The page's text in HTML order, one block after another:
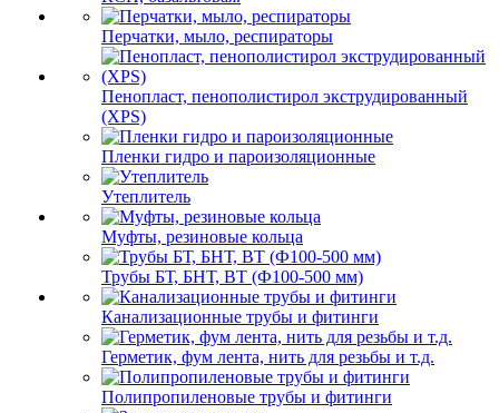
Перчатки, мыло, респираторы
Пенопласт, пенополистирол экструдированный
(XPS)
Пленки гидро и пароизоляционные
Утеплитель
Муфты, резиновые кольца
Трубы БТ, БНТ, ВТ (Ф100-500 мм)
Канализационные трубы и фитинги
Герметик, фум лента, нить для резьбы и т.д.
Полипропиленовые трубы и фитинги